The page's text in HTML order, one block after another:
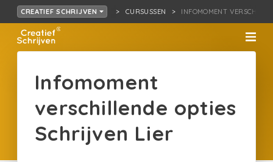
CREATIEF SCHRIJVEN CURSUSSEN INFOMOMENT
Infomoment
verschillende opties
Schrijven Lier